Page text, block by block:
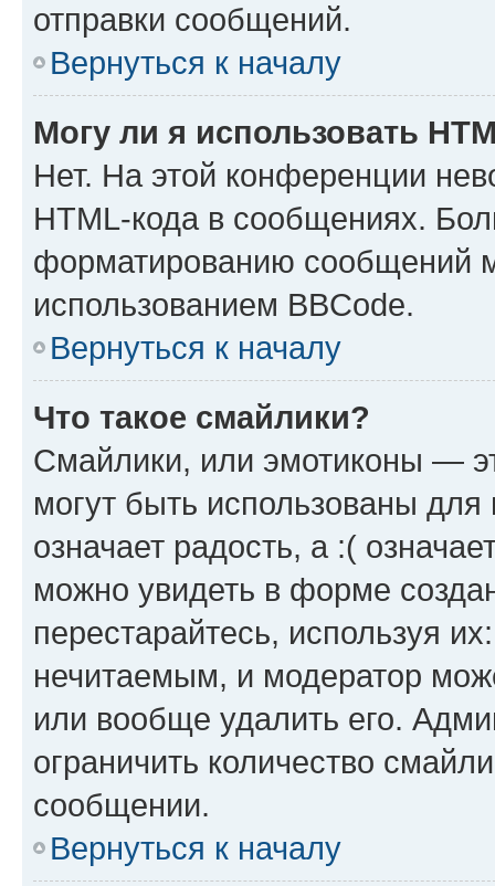
отправки сообщений.
Вернуться к началу
Могу ли я использовать
Нет. На этой конференции
HTML-кода в сообщениях.
форматированию сообщений
использованием BBCode.
Вернуться к началу
Что такое смайлики?
Смайлики, или эмотиконы —
могут быть использованы
означает радость, а :(
можно увидеть в форме
перестарайтесь, используя
нечитаемым, и модератор
или вообще удалить его.
ограничить количество
сообщении.
Вернуться к началу